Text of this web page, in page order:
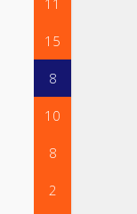
11
15
8
10
8
2